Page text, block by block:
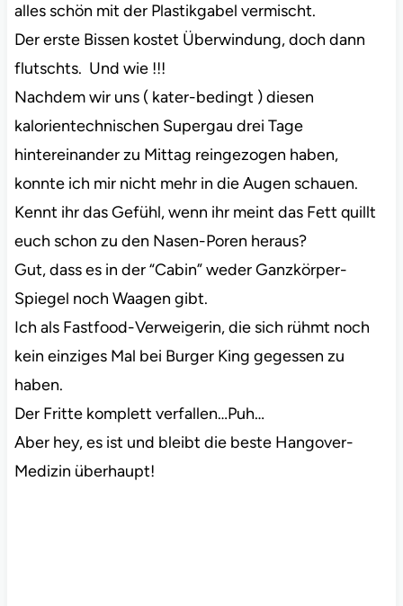
alles schön mit der Plastikgabel vermischt.
Der erste Bissen kostet Überwindung, doch dann
flutschts. Und wie !!!
Nachdem wir uns ( kater-bedingt ) diesen
kalorientechnischen Supergau drei Tage
hintereinander zu Mittag reingezogen haben,
konnte ich mir nicht mehr in die Augen schauen.
Kennt ihr das Gefühl, wenn ihr meint das Fett quillt
euch schon zu den Nasen-Poren heraus?
Gut, dass es in der “Cabin” weder Ganzkörper-
Spiegel noch Waagen gibt.
Ich als Fastfood-Verweigerin, die sich rühmt noch
kein einziges Mal bei Burger King gegessen zu
haben.
Der Fritte komplett verfallen…Puh…
Aber hey, es ist und bleibt die beste Hangover-
Medizin überhaupt!